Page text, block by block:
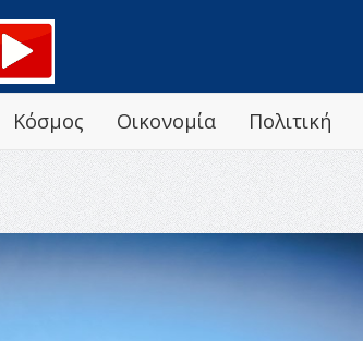
Κόσμος Οικονομία Πολιτική